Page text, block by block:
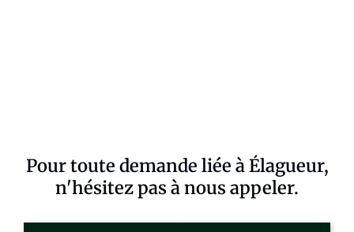
Pour toute demande liée à Élagueur,
n'hésitez pas à nous appeler.